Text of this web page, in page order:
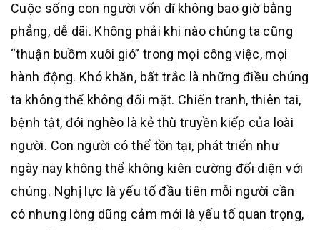
Cuộc sống con người vốn dĩ không bao giờ bằng
phẳng, dễ dãi. Không phải khi nào chúng ta cũng
“thuận buồm xuôi gió” trong mọi công việc, mọi
hành động. Khó khăn, bất trắc là những điều chúng
ta không thể không đối mặt. Chiến tranh, thiên tai,
bệnh tật, đói nghèo là kẻ thù truyền kiếp của loài
người. Con người có thể tồn tại, phát triển như
ngày nay không thể không kiên cường đối diện với
chúng. Nghị lực là yếu tố đầu tiên mỗi người cần
có nhưng lòng dũng cảm mới là yếu tố quan trọng,